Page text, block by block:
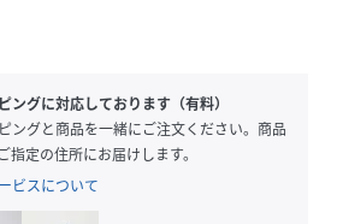
：コットン100% 裏側：コットン100%
34、36、38、40
ングに対応しております（有料）
ングと商品を一緒にご注文ください。商品
指定の住所にお届けします。
ビスについて